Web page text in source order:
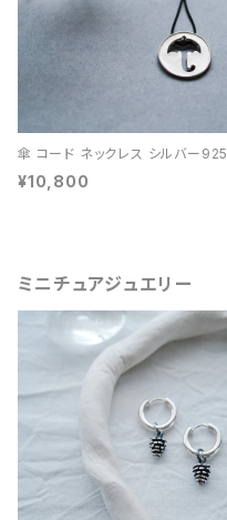
傘 コード ネックレス シルバー925
¥10,800
ミニチュアジュエリー